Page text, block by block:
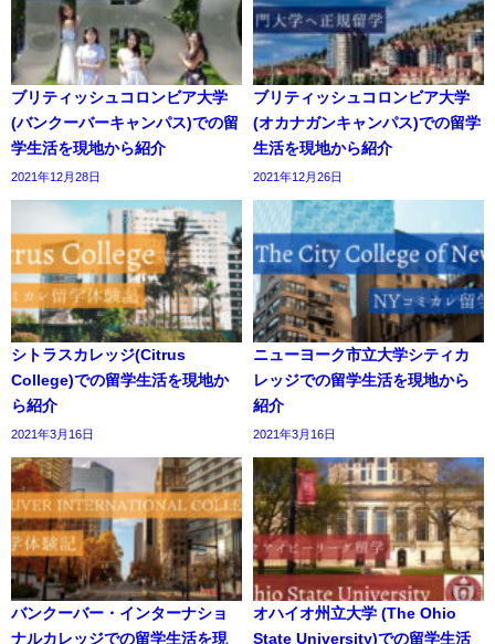
ブリティッシュコロンビア大学
(バンクーバーキャンパス)での留
学生活を現地から紹介
2021年12月28日
ブリティッシュコロンビア大学
(オカナガンキャンパス)での留学
生活を現地から紹介
2021年12月26日
シトラスカレッジ(Citrus
College)での留学生活を現地か
ら紹介
2021年3月16日
ニューヨーク市立大学シティカ
レッジでの留学生活を現地から
紹介
2021年3月16日
バンクーバー・インターナショ
ナルカレッジでの留学生活を現
オハイオ州立大学 (The Ohio
State University)での留学生活